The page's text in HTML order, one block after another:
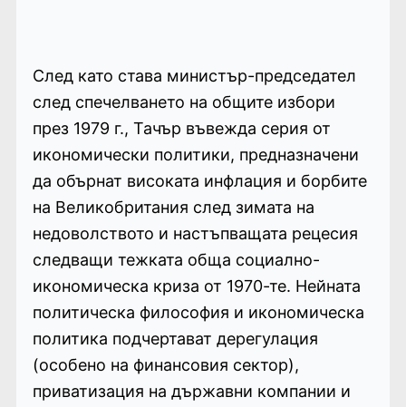
След като става министър-председател
след спечелването на общите избори
през 1979 г., Тачър въвежда серия от
икономически политики, предназначени
да обърнат високата инфлация и борбите
на Великобритания след зимата на
недоволството и настъпващата рецесия
следващи тежката обща социално-
икономическа криза от 1970-те. Нейната
политическа философия и икономическа
политика подчертават дерегулация
(особено на финансовия сектор),
приватизация на държавни компании и